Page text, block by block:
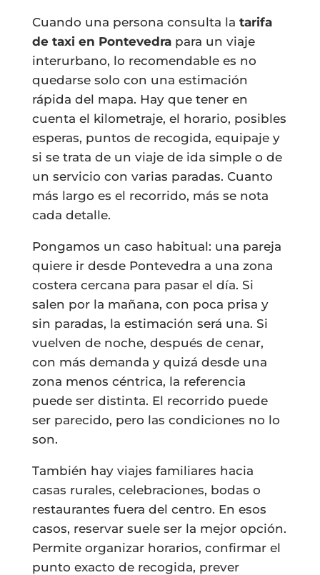
Cuando una persona consulta la tarifa
de taxi en Pontevedrapara un viaje
interurbano, lo recomendable es no
quedarse solo con una estimación
rápida del mapa. Hay que tener en
cuenta el kilometraje, el horario, posibles
esperas, puntos de recogida, equipaje y
si se trata de un viaje de ida simple o de
un servicio con varias paradas. Cuanto
más largo es el recorrido, más se nota
cada detalle.
Pongamos un caso habitual: una pareja
quiere ir desde Pontevedra a una zona
costera cercana para pasar el día. Si
salen por la mañana, con poca prisa y
sin paradas, la estimación será una. Si
vuelven de noche, después de cenar,
con más demanda y quizá desde una
zona menos céntrica, la referencia
puede ser distinta. El recorrido puede
ser parecido, pero las condiciones no lo
son.
También hay viajes familiares hacia
casas rurales, celebraciones, bodas o
restaurantes fuera del centro. En esos
casos, reservar suele ser la mejor opción.
Permite organizar horarios, confirmar el
punto exacto de recogida, prever